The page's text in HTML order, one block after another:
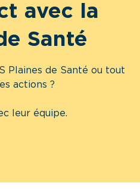
avec la
Santé
Plaines de Santé ou tout
actions ?
leur équipe.